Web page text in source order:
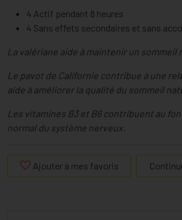
4 Actif pendant 8 heures
4 Sans effets secondaires et sans
La valériane aide à maintenir un sommeil
Le pavot de Californie contribue à une
aide à améliorer la qualité du sommeil
Les vitamines B3 et B6 contribuent au
normal du système nerveux.
Ajouter à mes favoris